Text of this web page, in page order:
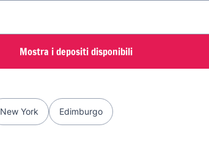
Mostra i depositi disponibili
New York Edimburgo